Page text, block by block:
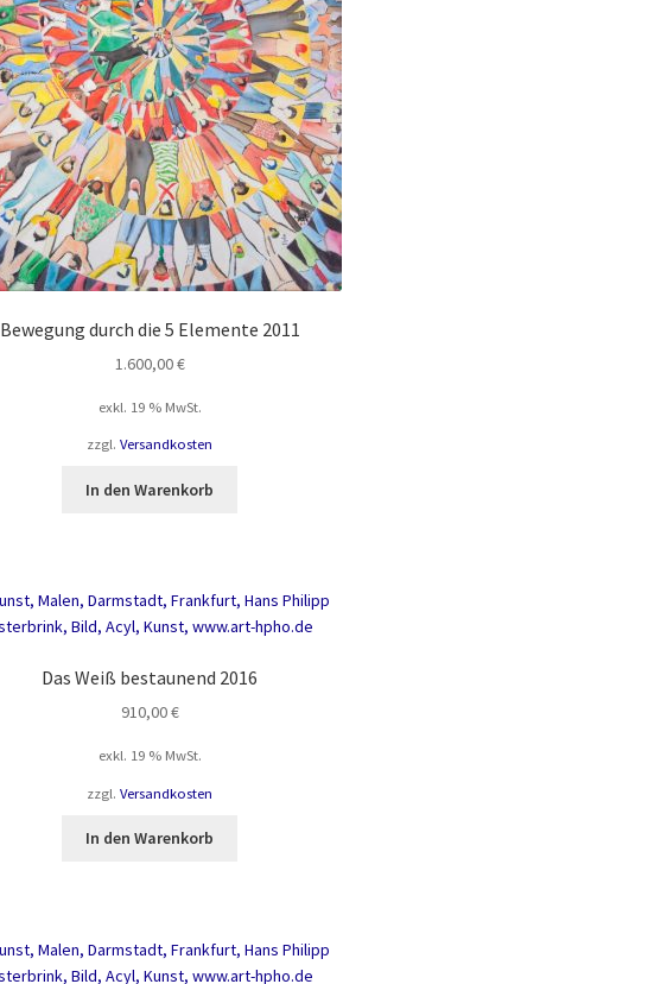
Bewegung durch die 5 Elemente 2011
1.600,00€
exkl. 19 % MwSt.
zzgl.Versandkosten
In den Warenkorb
Das Weiß bestaunend 2016
910,00€
exkl. 19 % MwSt.
zzgl.Versandkosten
In den Warenkorb